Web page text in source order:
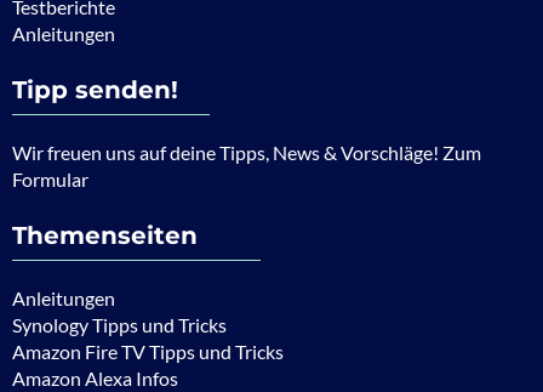
Testberichte
Anleitungen
Tipp senden!
Wir freuen uns auf deine Tipps, News & Vorschläge! Zum
Formular
Themenseiten
Anleitungen
Synology Tipps und Tricks
Amazon Fire TV Tipps und Tricks
Amazon Alexa Infos